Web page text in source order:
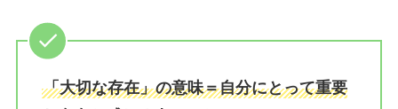
「大切な存在」の意味＝自分にとって重要